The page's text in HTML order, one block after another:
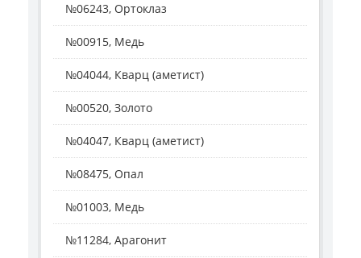
№06243, Ортоклаз
№00915, Медь
№04044, Кварц (аметист)
№00520, Золото
№04047, Кварц (аметист)
№08475, Опал
№01003, Медь
№11284, Арагонит